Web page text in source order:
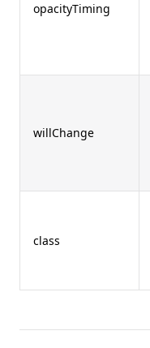
opacityTiming
willChange
class